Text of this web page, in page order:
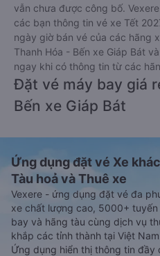
vẫn chưa được công bố.
các bạn thông tin vé xe Tết
ngày giờ bán vé của các hãng
Thanh Hóa - Bến xe Giáp Bát
ngay khi có thông tin từ các
Đặt vé máy bay giá
Bến xe Giáp Bát
Ứng dụng đặt vé Xe
Tàu hoả và Thuê xe
Vexere - ứng dụng đặt vé đa
xe chất lượng cao, 5000+
bay và hãng tàu cùng dịch vụ
khắp các tỉnh thành tại Việt
Ứng dụng hiển thị thông tin đầy